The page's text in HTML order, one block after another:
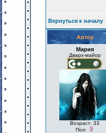
Вернуться к началу
Автор
Мария
Дварх-майор
Возраст: 33
Пол: